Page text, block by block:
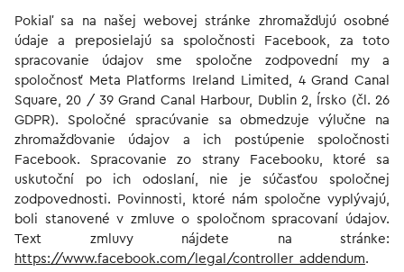
Pokiaľ sa na našej webovej stránke zhromažďujú osobné
údaje a preposielajú sa spoločnosti Facebook, za toto
spracovanie údajov sme spoločne zodpovední my a
spoločnosť Meta Platforms Ireland Limited, 4 Grand Canal
Square, 20 / 39 Grand Canal Harbour, Dublin 2, Írsko (čl. 26
GDPR). Spoločné spracúvanie sa obmedzuje výlučne na
zhromažďovanie údajov a ich postúpenie spoločnosti
Facebook. Spracovanie zo strany Facebooku, ktoré sa
uskutoční po ich odoslaní, nie je súčasťou spoločnej
zodpovednosti. Povinnosti, ktoré nám spoločne vyplývajú,
boli stanovené v zmluve o spoločnom spracovaní údajov.
Text zmluvy nájdete na stránke:
https://www.facebook.com/legal/controller_addendum.